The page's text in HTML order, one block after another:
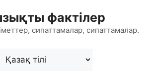
фактілер
сипаттамалар, сипаттамалар.
Choose